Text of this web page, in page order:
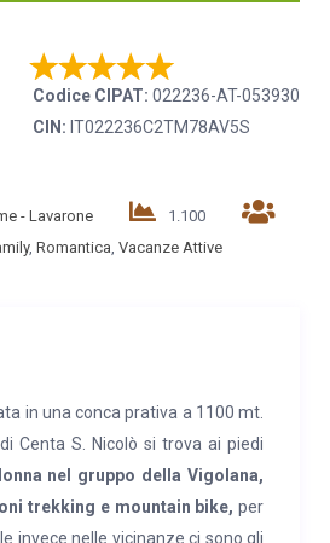
Codice CIPAT: 022236-AT-053930
CIN: IT022236C2TM78AV5S
- Lavarone
1.100
, Romantica, Vacanze Attive
in una conca prativa a 1100 mt.
Centa S. Nicolò si trova ai piedi
nel gruppo della Vigolana,
trekking e mountain bike, per
invece nelle vicinanze ci sono gli